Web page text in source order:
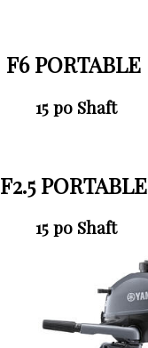
F6 PORTABLE
15 po Shaft
F2.5 PORTABLE
15 po Shaft